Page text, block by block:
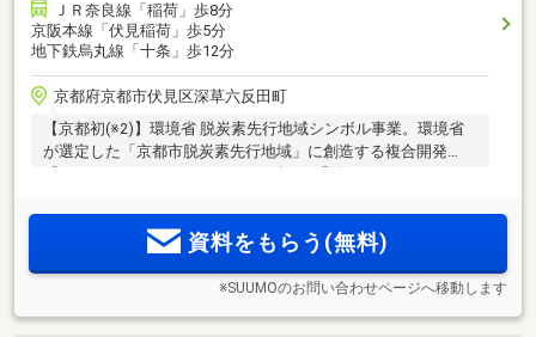
ＪＲ奈良線「稲荷」歩8分
京阪本線「伏見稲荷」歩5分
地下鉄烏丸線「十条」歩12分
京都府京都市伏見区深草六反田町
【京都初(※2)】環境省 脱炭素先行地域シンボル事業。環境省
が選定した「京都市脱炭素先行地域」に創造する複合開発
の大規模レジデンス＜FLAG＞、安心の邸宅性能・上質志向の
ホテルライクレジデンス＜CUBE＞資料をもらう(無料)
※SUUMOのお問い合わせページへ移動します